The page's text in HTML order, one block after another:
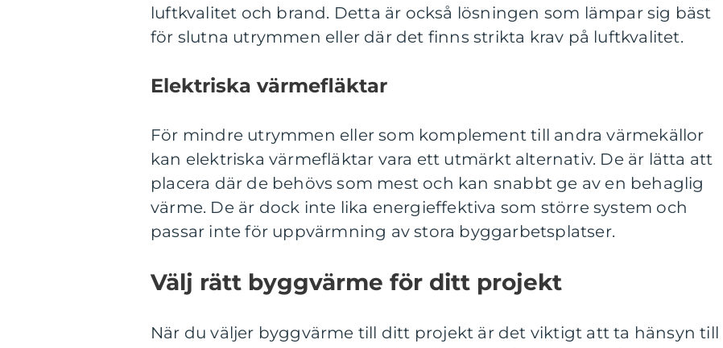
luftkvalitet och brand. Detta är också lösningen som lämpar sig bäst
för slutna utrymmen eller där det finns strikta krav på luftkvalitet.
Elektriska värmefläktar
För mindre utrymmen eller som komplement till andra värmekällor
kan elektriska värmefläktar vara ett utmärkt alternativ. De är lätta att
placera där de behövs som mest och kan snabbt ge av en behaglig
värme. De är dock inte lika energieffektiva som större system och
passar inte för uppvärmning av stora byggarbetsplatser.
Välj rätt byggvärme för ditt projekt
När du väljer byggvärme till ditt projekt är det viktigt att ta hänsyn till